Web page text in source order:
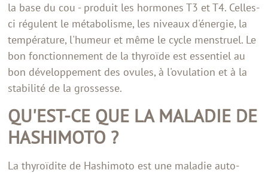
la base du cou - produit les hormones T3 et T4. Celles-
ci régulent le métabolisme, les niveaux d'énergie, la
température, l'humeur et même le cycle menstruel. Le
bon fonctionnement de la thyroïde est essentiel au
bon développement des ovules, à l'ovulation et à la
stabilité de la grossesse.
QU'EST-CE QUE LA MALADIE DE
HASHIMOTO ?
La thyroïdite de Hashimoto est une maladie auto-